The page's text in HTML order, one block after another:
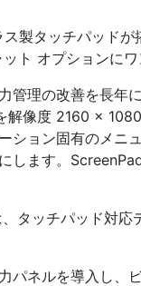
製タッチパッドが
ト オプションにワ
管理の改善を長年
解像度 2160 ×
ション固有のメニ
します。
ッチパッド対応
ネルを導入し、